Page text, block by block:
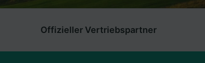
Offizieller Vertriebspartner